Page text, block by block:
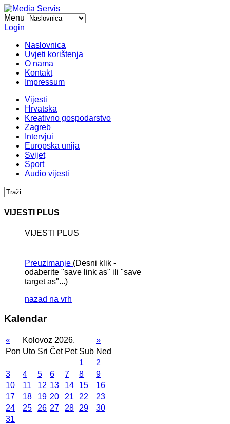
Menu
Login
Naslovnica
Uvjeti korištenja
O nama
Kontakt
Impressum
Vijesti
Hrvatska
Kreativno gospodarstvo
Zagreb
Intervjui
Europska unija
Svijet
Sport
Audio vijesti
VIJESTI PLUS
VIJESTI PLUS
Preuzimanje (Desni klik -
odaberite "save link as" ili "save
target as"...)
nazad na vrh
Kalendar
« Kolovoz 2026.
»
Pon Uto Sri Čet Pet Sub Ned
1
2
3
4 5 6 7 8
9
10
11 12 13 14 15
16
17
18 19 20 21 22
23
24
25 26 27 28 29
30
31